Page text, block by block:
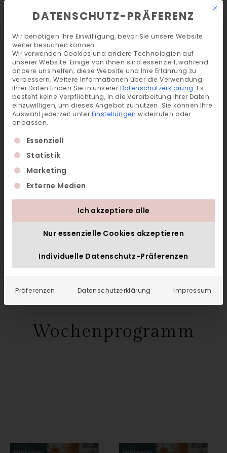
DE EN
HOME
EVENTS IN BAD HOFGASTEIN
Im Sendlhofer’s und LUKE’S
Wohnzimmer ist immer etwas
los! Entdecke unsere Live Events
in Bad Hofgastein und die
schönsten Erlebnisse bei uns im
Gasteiner Tal!
Wochenprogramm
Mit
DATENSCHUTZ-PRÄFERENZ
Wir benötigen Ihre Einwilligung, bevor Sie unsere Website
weiter besuchen können.
Wir verwenden Cookies und andere Technologien auf
unserer Website. Einige von ihnen sind essenziell, während
andere uns helfen, diese Website und Ihre Erfahrung zu
verbessern. Weitere Informationen über die Verwendung
Ihrer Daten finden Sie in unsererDatenschutzerklärung. Es
besteht keine Verpflichtung, in die Verarbeitung Ihrer Daten
einzuwilligen, um dieses Angebot zu nutzen. Sie können Ihre
Auswahl jederzeit unterEinstellungen widerrufen oder
anpassen.
Es folgt eine Liste der Service-Gruppen, für die
Essenziell
Statistik
Marketing
Externe Medien
Ich akzeptiere alle
Nur essenzielle Cookies akzeptieren
Individuelle Datenschutz-Präferenzen
Präferenzen Datenschutzerklärung Impressum